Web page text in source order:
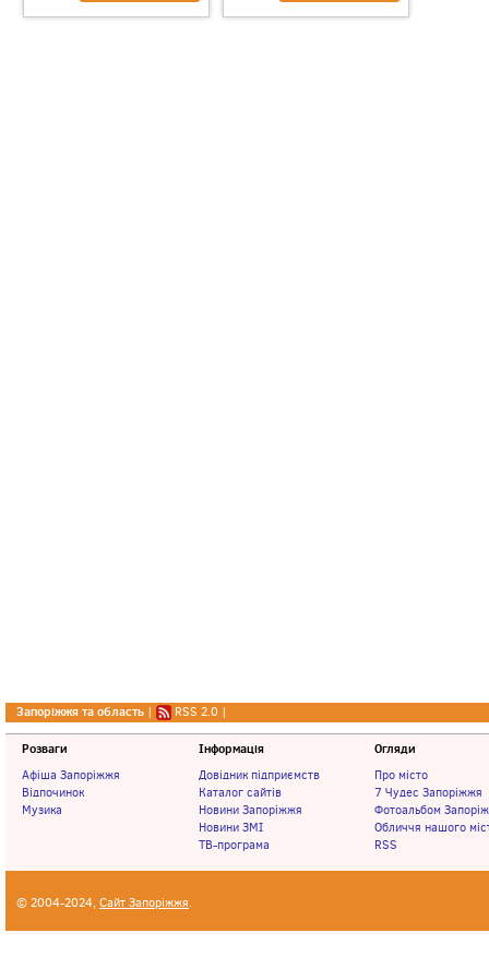
Запоріжжя та область | RSS 2.0 |
Розваги
Афіша Запоріжжя
Відпочинок
Музика
Інформація
Довідник підприємств
Каталог сайтів
Новини Запоріжжя
Новини ЗМІ
ТВ-програма
Огляди
Про місто
7 Чудес Запоріжжя
Фотоальбом
Обличчя нашого
RSS
© 2004-2024, Сайт Запоріжжя.